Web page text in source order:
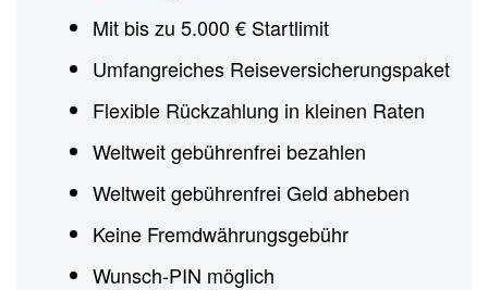
Mit bis zu 5.000 € Startlimit
Umfangreiches Reiseversicherungspaket
Flexible Rückzahlung in kleinen Raten
Weltweit gebührenfrei bezahlen
Weltweit gebührenfrei Geld abheben
Keine Fremdwährungsgebühr
Wunsch-PIN möglich